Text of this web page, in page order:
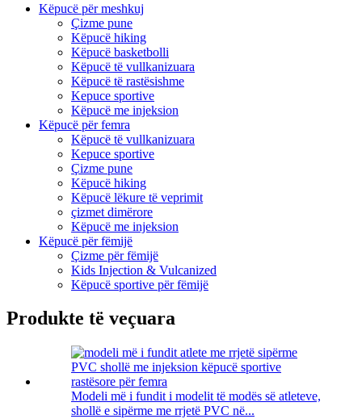
Këpucë për meshkuj
Çizme pune
Këpucë hiking
Këpucë basketbolli
Këpucë të vullkanizuara
Këpucë të rastësishme
Kepuce sportive
Këpucë me injeksion
Këpucë për femra
Këpucë të vullkanizuara
Kepuce sportive
Çizme pune
Këpucë hiking
Këpucë lëkure të veprimit
çizmet dimërore
Këpucë me injeksion
Këpucë për fëmijë
Çizme për fëmijë
Kids Injection & Vulcanized
Këpucë sportive për fëmijë
Produkte të veçuara
Modeli më i fundit i modelit të modës së atleteve,
shollë e sipërme me rrjetë PVC në...